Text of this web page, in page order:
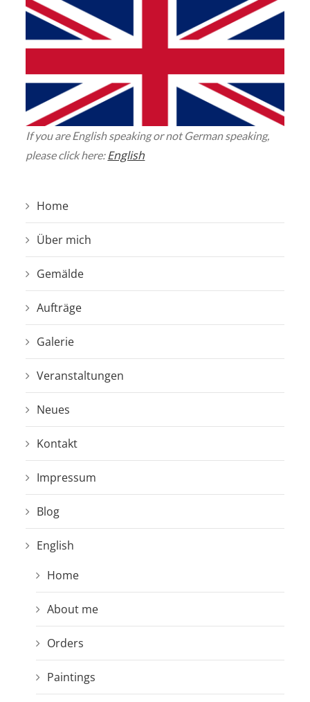
If you are English speaking or not German speaking,
please click here:English
Home
Über mich
Gemälde
Aufträge
Galerie
Veranstaltungen
Neues
Kontakt
Impressum
Blog
English
Home
About me
Orders
Paintings